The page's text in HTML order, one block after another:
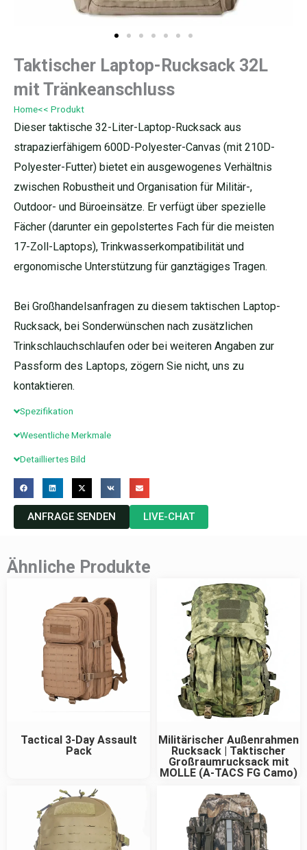
Taktischer Laptop-Rucksack 32L
mit Tränkeanschluss
Home<< Produkt
Dieser taktische 32-Liter-Laptop-Rucksack aus
strapazierfähigem 600D-Polyester-Canvas (mit 210D-
Polyester-Futter) bietet ein ausgewogenes Verhältnis
zwischen Robustheit und Organisation für Militär-,
Outdoor- und Büroeinsätze. Er verfügt über spezielle
Fächer (darunter ein gepolstertes Fach für die meisten
17-Zoll-Laptops), Trinkwasserkompatibilität und
ergonomische Unterstützung für ganztägiges Tragen.
Bei Großhandelsanfragen zu diesem taktischen Laptop-
Rucksack, bei Sonderwünschen nach zusätzlichen
Trinkschlauchschlaufen oder bei weiteren Angaben zur
Passform des Laptops, zögern Sie nicht, uns zu
kontaktieren.
Spezifikation
Wesentliche Merkmale
Detailliertes Bild
ANFRAGE SENDEN LIVE-CHAT
Ähnliche Produkte
Tactical 3-Day Assault
Pack
Militärischer Außenrahmen
Rucksack | Taktischer
Großraumrucksack mit
MOLLE (A-TACS FG Camo)